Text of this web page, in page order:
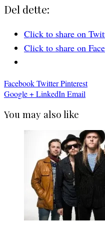
Del dette:
Click to share on
Click to share on
FacebookTwitterPinterest
Google +LinkedIn Email
You may also like